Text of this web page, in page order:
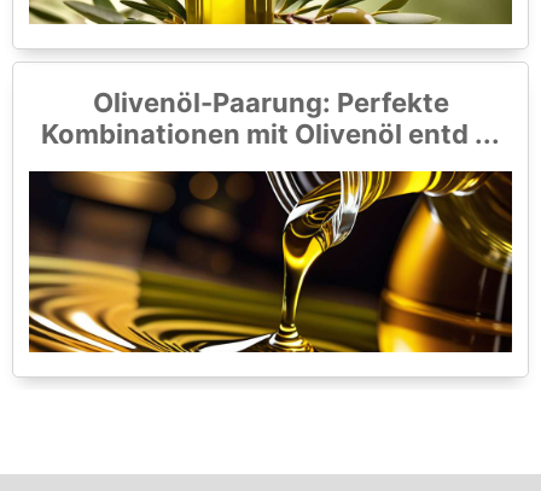
Olivenöl-Paarung: Perfekte
Kombinationen mit Olivenöl entd ...